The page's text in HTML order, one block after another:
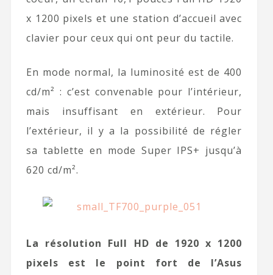
x 1200 pixels et une station d’accueil avec
clavier pour ceux qui ont peur du tactile.
En mode normal, la luminosité est de 400
cd/m² : c’est convenable pour l’intérieur,
mais insuffisant en extérieur. Pour
l’extérieur, il y a la possibilité de régler
sa tablette en mode Super IPS+ jusqu’à
620 cd/m².
La résolution Full HD de 1920 x 1200
pixels est le point fort de l’Asus